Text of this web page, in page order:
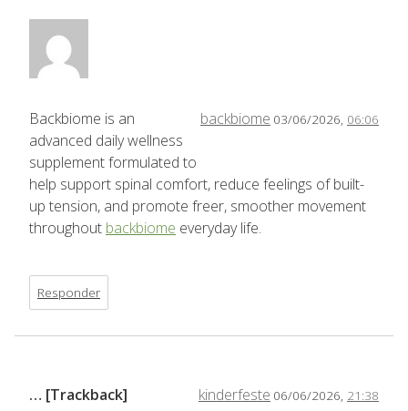
backbiome 03/06/2026, 06:06
Backbiome is an
advanced daily wellness
supplement formulated to
help support spinal comfort, reduce feelings of built-
up tension, and promote freer, smoother movement
throughout backbiome everyday life.
Responder
kinderfeste 06/06/2026, 21:38
… [Trackback]